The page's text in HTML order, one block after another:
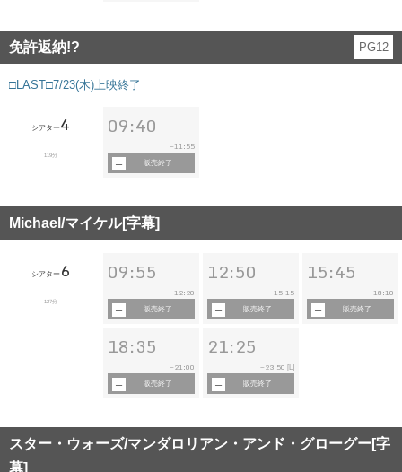
免許返納!? PG12
□LAST□7/23(木)上映終了
シアター4
119分
09:40
~11:55
販売終了
Michael/マイケル[字幕]
シアター 6
127分
09:55
~12:20
販売終了
12:50
~15:15
販売終了
15:45
~18:10
販売終了
18:35
~ 21:00
販売終了
21:25
~ 23:50 [L]
販売終了
スター・ウォーズ/マンダロリアン・アンド・グローグー[字
幕]